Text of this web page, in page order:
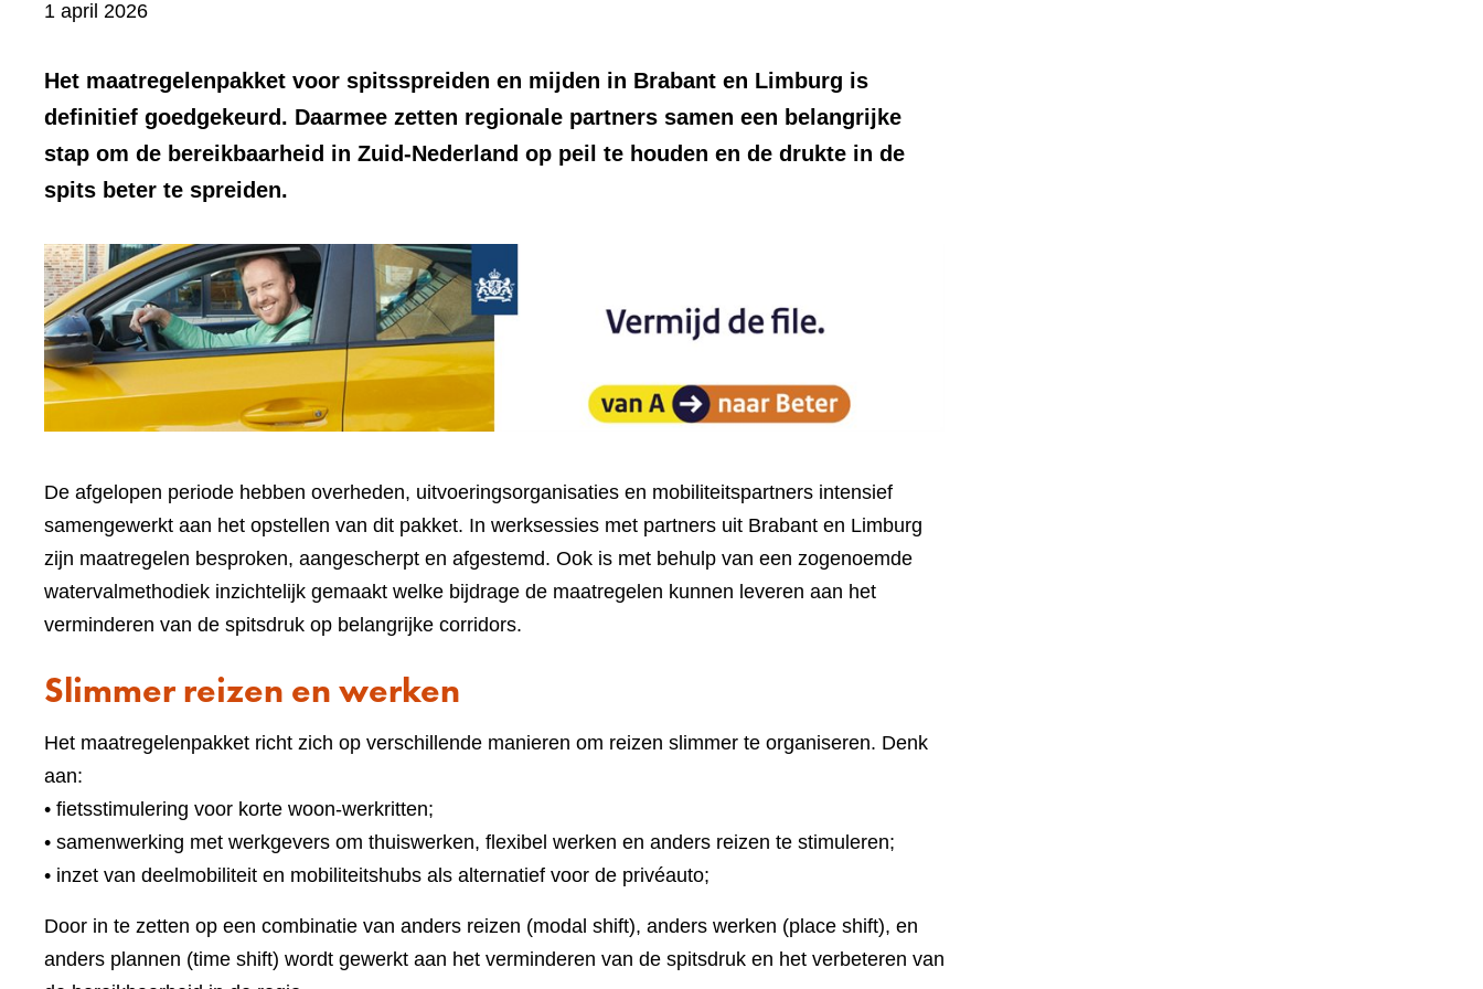
1 april 2026Bevat
element:
Foto
Het maatregelenpakket voor spitsspreiden en mijden in Brabant en Limburg is
definitief goedgekeurd. Daarmee zetten regionale partners samen een belangrijke
stap om de bereikbaarheid in Zuid-Nederland op peil te houden en de drukte in de
spits beter te spreiden.
De afgelopen periode hebben overheden, uitvoeringsorganisaties en mobiliteitspartners intensief
samengewerkt aan het opstellen van dit pakket. In werksessies met partners uit Brabant en Limburg
zijn maatregelen besproken, aangescherpt en afgestemd. Ook is met behulp van een zogenoemde
watervalmethodiek inzichtelijk gemaakt welke bijdrage de maatregelen kunnen leveren aan het
verminderen van de spitsdruk op belangrijke corridors.
Slimmer reizen en werken
Het maatregelenpakket richt zich op verschillende manieren om reizen slimmer te organiseren. Denk
aan:
• fietsstimulering voor korte woon-werkritten;
• samenwerking met werkgevers om thuiswerken, flexibel werken en anders reizen te stimuleren;
• inzet van deelmobiliteit en mobiliteitshubs als alternatief voor de privéauto;
Door in te zetten op een combinatie van anders reizen (modal shift), anders werken (place shift), en
anders plannen (time shift) wordt gewerkt aan het verminderen van de spitsdruk en het verbeteren van